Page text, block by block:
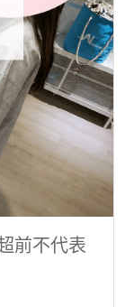
前不代表